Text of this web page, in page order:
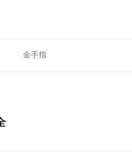
金手指